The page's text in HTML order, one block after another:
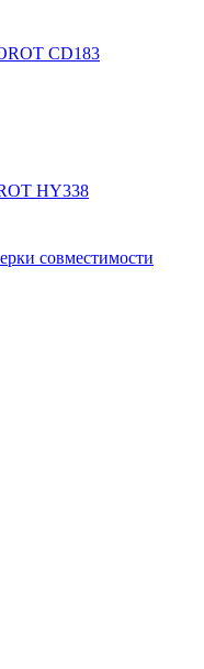
CD183
HY338
совместимости